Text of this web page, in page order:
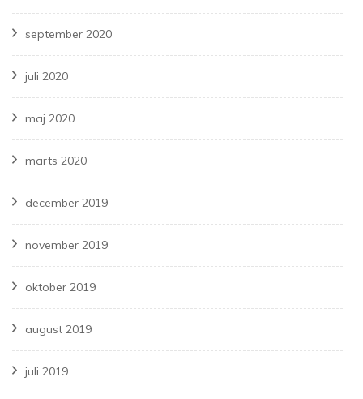
september 2020
juli 2020
maj 2020
marts 2020
december 2019
november 2019
oktober 2019
august 2019
juli 2019